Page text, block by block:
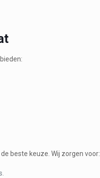
beste keuze. Wij zorgen voor: